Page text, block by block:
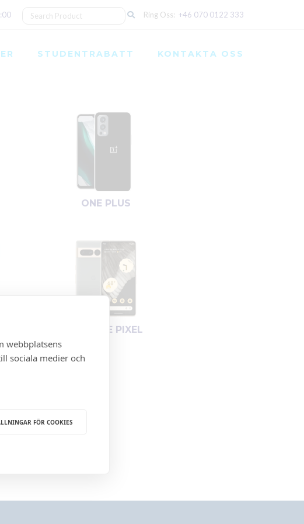
Ring Oss: +46 070 0122 333
STUDENTRABATT KONTAKTA OSS
ONE PLUS
GOOGLE PIXEL
webbplatsens
sociala medier och
FÖR COOKIES